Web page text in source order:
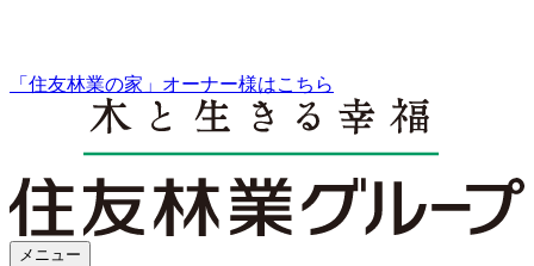
「住友林業の家」オーナー様はこちら
メニュー